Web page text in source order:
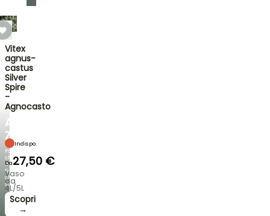
NOVITÀ
AGAPANTHUS
ZAMBEZI
Fogliami
che
incantano,
fioriture
che
sorprendono!
Scopri
→
Vitex
agnus-
castus
Silver
Spire
-
Agnocasto
Indispo.
Da27,50 €
Vaso
da
4L/5L